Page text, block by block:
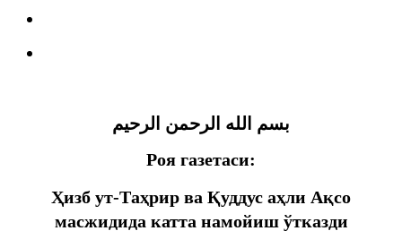
بسم الله الرحمن الرحيم
Роя газетаси:
Ҳизб ут-Таҳрир ва Қуддус аҳли Ақсо
масжидида катта намойиш ўтказди